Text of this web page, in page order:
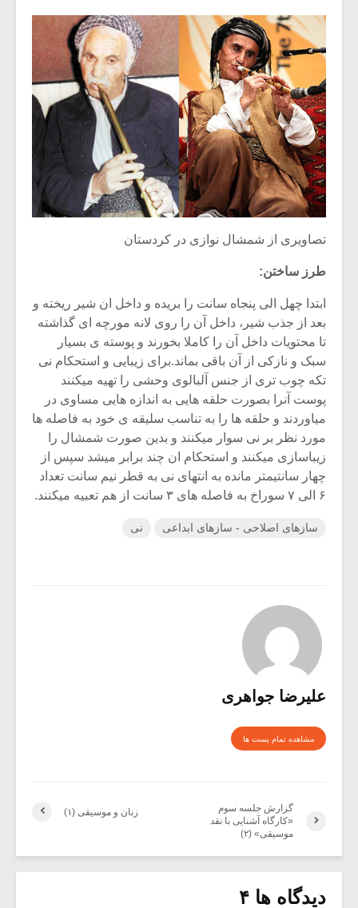
تصاویری از شمشال نوازی در کردستان
طرز ساختن:
ابتدا چهل الی پنجاه سانت را بریده و داخل ان شیر ریخته و
بعد از جذب شیر، داخل آن را روی لانه مورچه ای گذاشته
تا محتویات داخل آن را کاملا بخورند و پوسته ی بسیار
سبک و نازکی از آن باقی بماند.برای زیبایی و استحکام نی
تکه چوب تری از جنس آلبالوی وحشی را تهیه میکنند
پوست آنرا بصورت حلقه هایی به اندازه هایی مساوی در
میاوردند و حلقه ها را به تناسب سلیقه ی خود به فاصله ها
مورد نظر بر نی سوار میکنند و بدین صورت شمشال را
زیباسازی میکنند و استحکام ان چند برابر میشد سپس از
چهار سانتیمتر مانده به انتهای نی به قطر نیم سانت تعداد
۶ الی ۷ سوراخ به فاصله های ۳ سانت از هم تعبیه میکنند.
سازهای اصلاحی - سازهای ابداعی نی
علیرضا جواهری
مشاهده تمام پست ها
زنان و موسیقی (۱)
گزارش جلسه سوم
«کارگاه آشنایی با نقد
موسیقی» (۲)
دیدگاه ها ۴